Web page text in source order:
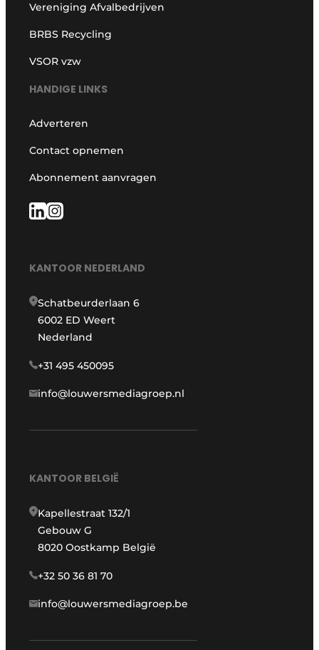
Vereniging Afvalbedrijven
BRBS Recycling
VSOR vzw
HANDIGE LINKS
Adverteren
Contact opnemen
Abonnement aanvragen
KANTOOR NEDERLAND
Schatbeurderlaan 6
6002 ED Weert
Nederland
+31 495 450095
info@louwersmediagroep.nl
KANTOOR BELGIË
Kapellestraat 132/1
Gebouw G
8020 Oostkamp België
+32 50 36 81 70
info@louwersmediagroep.be